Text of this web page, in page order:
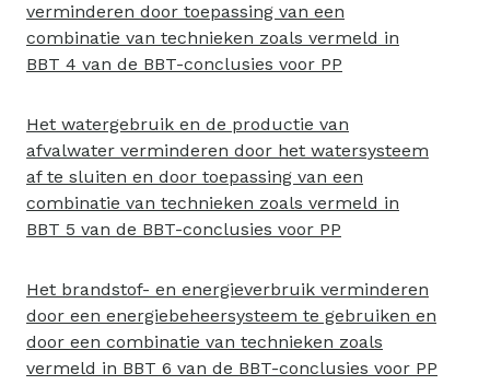
verminderen door toepassing van een
combinatie van technieken zoals vermeld in
BBT 4 van de BBT-conclusies voor PP
Het watergebruik en de productie van
afvalwater verminderen door het watersysteem
af te sluiten en door toepassing van een
combinatie van technieken zoals vermeld in
BBT 5 van de BBT-conclusies voor PP
Het brandstof- en energieverbruik verminderen
door een energiebeheersysteem te gebruiken en
door een combinatie van technieken zoals
vermeld in BBT 6 van de BBT-conclusies voor PP